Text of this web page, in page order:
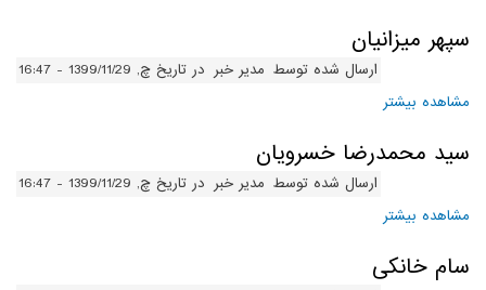
سپهر میزانیان
ارسال شده توسط مدیر خبر در تاریخ چ, 1399/11/29 - 16:47
مشاهده بیشتر
سید محمدرضا خسرویان
ارسال شده توسط مدیر خبر در تاریخ چ, 1399/11/29 - 16:47
مشاهده بیشتر
سام خانکی